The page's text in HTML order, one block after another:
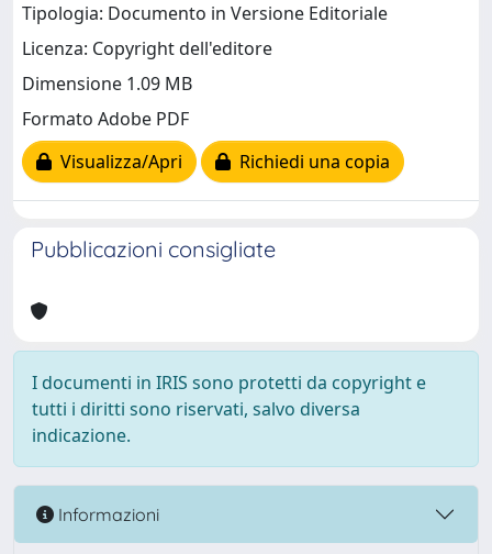
Tipologia: Documento in Versione Editoriale
Licenza: Copyright dell'editore
Dimensione 1.09 MB
Formato Adobe PDF
Visualizza/Apri
Richiedi una copia
Pubblicazioni consigliate
I documenti in IRIS sono protetti da copyright e
tutti i diritti sono riservati, salvo diversa
indicazione.
Informazioni